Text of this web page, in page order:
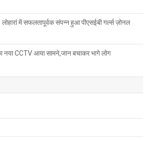
में सफलतापूर्वक संपन्न हुआ पीएसईबी गर्ल्स ज़ोनल
नया CCTV आया सामने,जान बचाकर भागे लोग